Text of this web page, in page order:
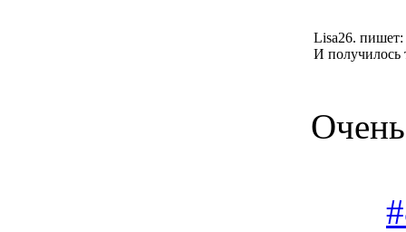
Lisa26. пишет:
И получилось